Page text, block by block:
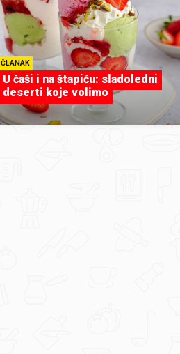
ČLANAK
U čaši i na štapiću: sladoledni
deserti koje volimo